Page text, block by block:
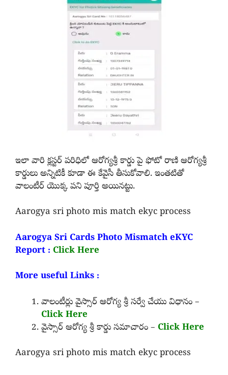
ఇలా వారి క్లస్టర్ పరిధిలో ఆరోగ్యశ్రీ కార్డు పై ఫోటో రాణి ఆరోగ్యశ్రీ
కార్డులు అన్నిటికీ కూడా ఈ కేవైసీ తీసుకోవాలి. ఇంతటితో
వాలంటీర్ యొక్క పని పూర్తి అయినట్టు.
Aarogya sri photo mis match ekyc process
Aarogya Sri Cards Photo Mismatch eKYC
Report : Click Here
More useful Links :
వాలంటీర్లు వైస్సార్ ఆరోగ్య శ్రీ సర్వే చేయు విధానం –
Click Here
వైస్సార్ ఆరోగ్య శ్రీ కార్డు సమాచారం – Click Here
Aarogya sri photo mis match ekyc process